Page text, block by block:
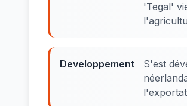
'Tegal'
Developpement
S'est